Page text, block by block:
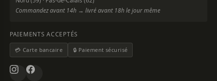
Commandez avant 14h → livré avant 18h le jour même
PAIEMENTS ACCEPTÉS
💳 Carte bancaire 🔒 Paiement sécurisé